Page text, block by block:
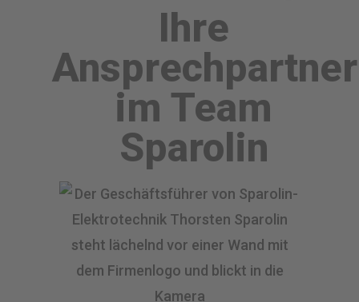
Ihre
Ansprechpartner
im Team
Sparolin